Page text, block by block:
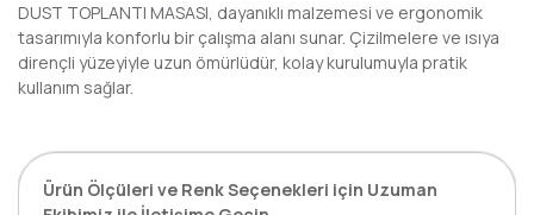
DUST TOPLANTI MASASI, dayanıklı malzemesi ve ergonomik
tasarımıyla konforlu bir çalışma alanı sunar. Çizilmelere ve ısıya
dirençli yüzeyiyle uzun ömürlüdür, kolay kurulumuyla pratik
kullanım sağlar.
Ürün Ölçüleri ve Renk Seçenekleri için Uzuman